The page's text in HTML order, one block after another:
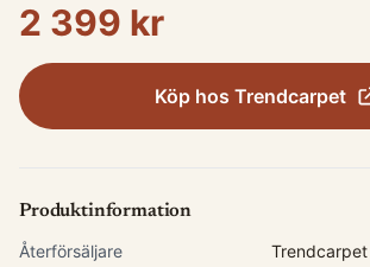
2 399 kr
Köp hos Trendcarpet
Produktinformation
Återförsäljare
Trendcarpet